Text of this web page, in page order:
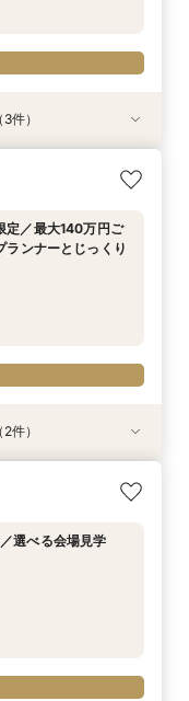
上150mチャペルで叶
結*貸切空間で叶え
クUP優待*140万特
件）
定／最大140万円ご
ンナーとじっくり
天空チャペル×デ
出まるごと体験／貸
シエ特製デザート
件）
選べる会場見学